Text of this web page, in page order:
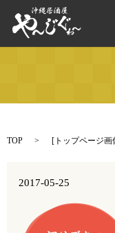
TOP [ トップページ画
2017-05-25